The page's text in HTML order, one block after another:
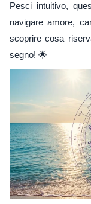
Pesci intuitivo,
navigare amore,
scoprire cosa
segno! 🌟